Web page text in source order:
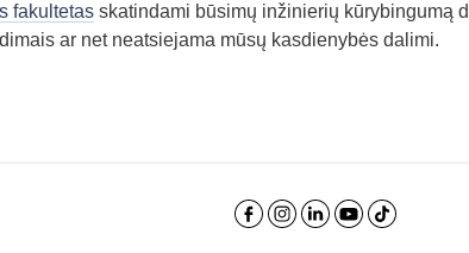
fakultetas skatindami būsimų inžinierių kūrybingumą
ar net neatsiejama mūsų kasdienybės dalimi.